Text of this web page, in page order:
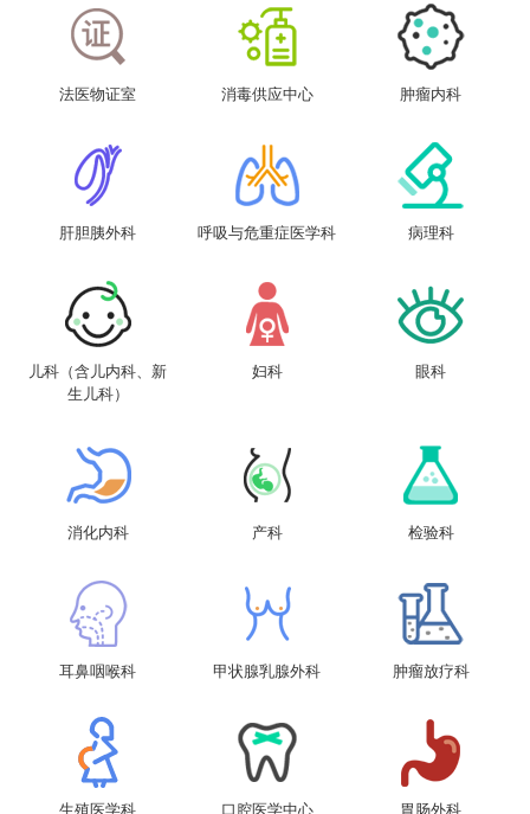
法医物证室 消毒供应中心 肿瘤内科
肝胆胰外科 呼吸与危重症医学科 病理科
儿科（含儿内科、新
生儿科）
妇科 眼科
消化内科 产科 检验科
耳鼻咽喉科 甲状腺乳腺外科 肿瘤放疗科
生殖医学科 口腔医学中心 胃肠外科